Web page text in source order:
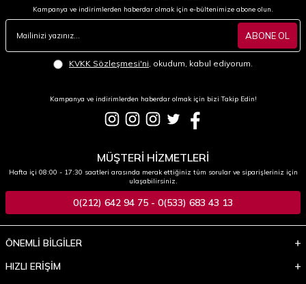
Kampanya ve indirimlerden haberdar olmak için e-bültenimize abone olun.
ABONE OL
KVKK Sözleşmesi'ni, okudum, kabul ediyorum.
Kampanya ve indirimlerden haberdar olmak için bizi Takip Edin!
MÜŞTERİ HİZMETLERİ
Hafta içi 08:00 - 17:30 saatleri arasında merak ettiğiniz tüm sorular ve siparişleriniz için
ulaşabilirsiniz.
0(212) 642 94 75 - 0(533) 683 43 13
ÖNEMLİ BİLGİLER
HIZLI ERİŞİM